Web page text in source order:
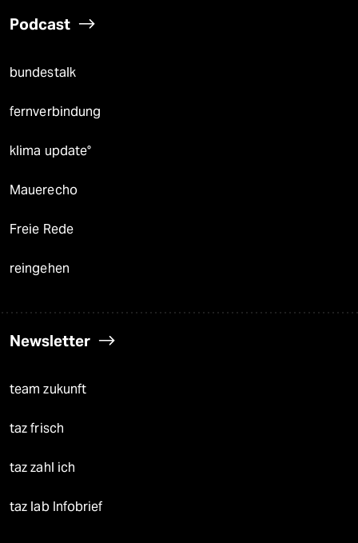
Podcast
bundestalk
fernverbindung
klima update°
Mauerecho
Freie Rede
reingehen
Newsletter
team zukunft
taz frisch
taz zahl ich
taz lab Infobrief